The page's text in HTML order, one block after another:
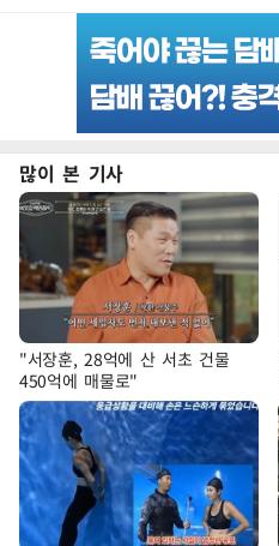
많이 본 기사
"서장훈, 28억에 산 서초 건물
450억에 매물로"